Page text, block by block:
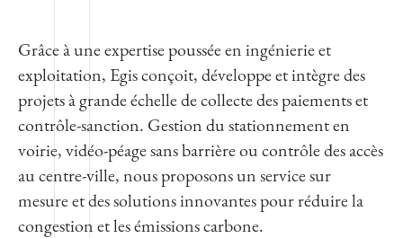
Grâce à une expertise poussée en ingénierie et
exploitation, Egis conçoit, développe et intègre des
projets à grande échelle de collecte des paiements et
contrôle-sanction. Gestion du stationnement en
voirie, vidéo-péage sans barrière ou contrôle des accès
au centre-ville, nous proposons un service sur
mesure et des solutions innovantes pour réduire la
congestion et les émissions carbone.